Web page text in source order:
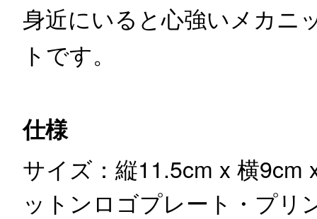
身近にいると心強いメカニ
トです。
仕様
サイズ：縦11.5cm x 横9cm
ットンロゴプレート・プリ